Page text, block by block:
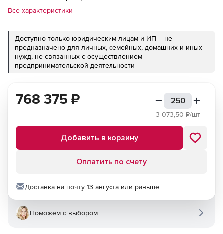
Все характеристики
Доступно только юридическим лицам и ИП – не
предназначено для личных, семейных, домашних и иных
нужд, не связанных с осуществлением
предпринимательской деятельности
768 375 ₽
3 073,50 ₽/шт
Добавить в корзину
Оплатить по счету
Доставка на почту 13 августа или раньше
Поможем с выбором